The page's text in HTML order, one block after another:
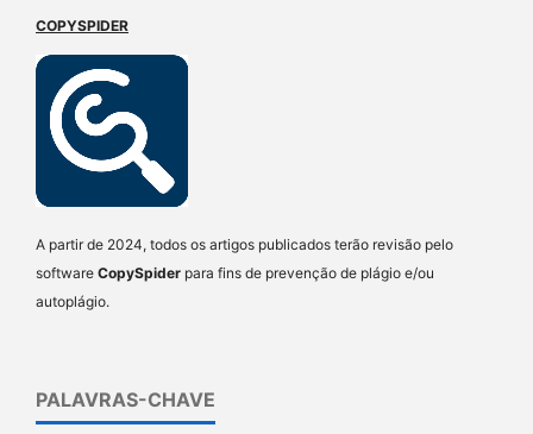
COPYSPIDER
A partir de 2024, todos os artigos publicados terão revisão pelo
software CopySpider para fins de prevenção de plágio e/ou
autoplágio.
PALAVRAS-CHAVE